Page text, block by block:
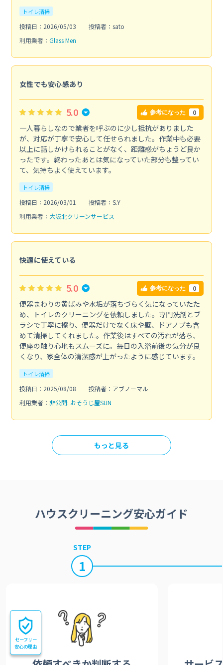
トイレ清掃
投稿日：2026/05/03
投稿者：sato
利用業者： Glass Men
女性でも安心感あり
5.0 参考になった 0
一人暮らしなので業者を呼ぶのに少し抵抗がありました
が、対応が丁寧で安心して任せられました。作業中も必要
以上に話しかけられることがなく、距離感がちょうど良か
ったです。終わったあとは気になっていた部分も整ってい
て、気持ちよく使えています。
トイレ清掃
投稿日：2026/03/01
投稿者：S.Y
利用業者： 大阪北クリーンサービス
快適に使えている
5.0 参考になった 0
便器まわりの黄ばみや水垢が落ちづらく気になっていたた
め、トイレのクリーニングを依頼しました。専門洗剤とブ
ラシで丁寧に擦り、便器だけでなく床や壁、ドアノブも含
めて清掃してくれました。作業後はすべての汚れが落ち、
便座の触り心地もスムーズに。毎日の入浴前後の気分が良
くなり、家全体の清潔感が上がったように感じています。
トイレ清掃
投稿日：2025/08/08
投稿者：アブノーマル
利用業者： 非公開: おそうじ屋SUN
もっと見る
ハウスクリーニング安心ガイド
STEP
1
セーフリー
安心の理由